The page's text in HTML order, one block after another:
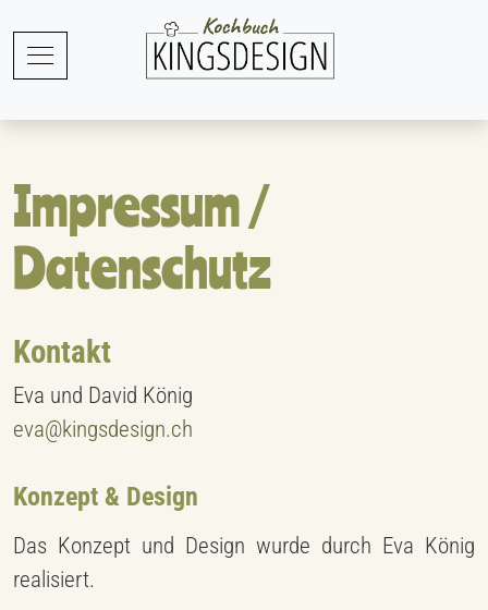
Impressum /
Datenschutz
Kontakt
Eva und David König
eva@kingsdesign.ch
Konzept & Design
Das Konzept und Design wurde durch Eva König
realisiert.